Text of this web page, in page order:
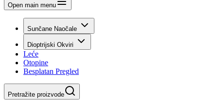
Open main menu
Sunčane Naočale
Dioptrijski Okviri
Leće
Otopine
Besplatan Pregled
Pretražite proizvode